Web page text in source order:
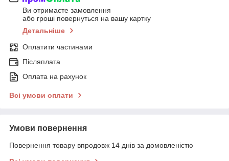
Ви отримаєте замовлення
або гроші повернуться на вашу картку
Детальніше
Оплатити частинами
Післяплата
Оплата на рахунок
Всі умови оплати
Умови повернення
Повернення товару впродовж 14 днів за домовленістю